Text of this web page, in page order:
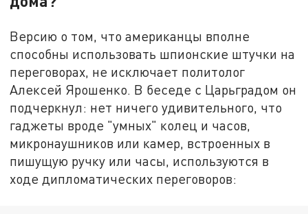
Версию о том, что американцы вполне
способны использовать шпионские штучки на
переговорах, не исключает политолог
Алексей Ярошенко. В беседе с Царьградом он
подчеркнул: нет ничего удивительного, что
гаджеты вроде "умных" колец и часов,
микронаушников или камер, встроенных в
пишущую ручку или часы, используются в
ходе дипломатических переговоров: